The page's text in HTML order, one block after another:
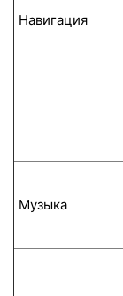
Навигация
Музыка